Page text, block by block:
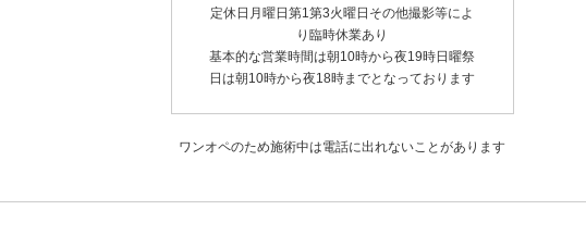
定休日月曜日第1第3火曜日その他撮影等によ
り臨時休業あり
基本的な営業時間は朝10時から夜19時日曜祭
日は朝10時から夜18時までとなっております
ワンオペのため施術中は電話に出れないことがあります